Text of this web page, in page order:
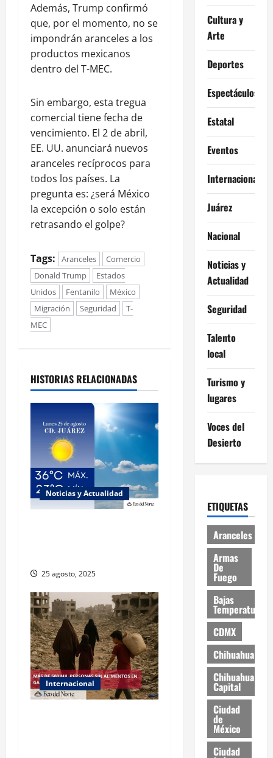
Además, Trump confirmó
que, por el momento, no se
impondrán aranceles a los
productos mexicanos
dentro del T-MEC.
Sin embargo, esta tregua
comercial tiene fecha de
vencimiento. El 2 de abril,
EE. UU. anunciará nuevos
aranceles recíprocos para
todos los países. La
pregunta es: ¿será México
la excepción o solo están
retrasando el golpe?
Tags: Aranceles
Comercio
Donald Trump
Estados
Unidos
Fentanilo
México
Migración
Seguridad
T-
MEC
HISTORIAS RELACIONADAS
Noticias y Actualidad
25 agosto, 2025
Internacional
Cultura y
Arte
Deportes
Espectáculos
Estatal
Eventos
Internacional
Juárez
Nacional
Noticias y
Actualidad
Seguridad
Talento
local
Turismo y
lugares
Voces del
Desierto
ETIQUETAS
Aranceles
Armas
De
Fuego
Bajas
Temperaturas
CDMX
Chihuahua
Chihuahua
Capital
Ciudad
de
México
Ciudad